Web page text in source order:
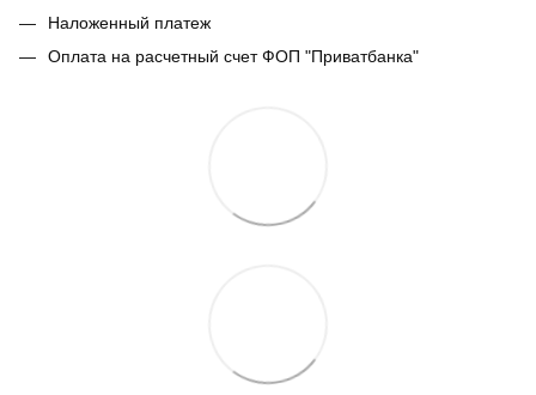
Наложенный платеж
Оплата на расчетный счет ФОП "Приватбанка"